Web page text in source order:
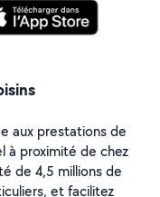
aux prestations de
à proximité de chez
de 4,5 millions de
et facilitez